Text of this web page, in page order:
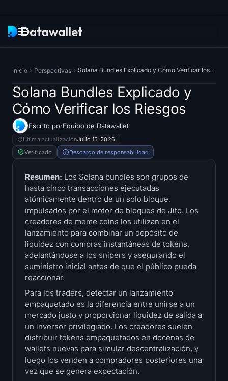
Investigación
Rastreadores de ETF
ETFs de Bitcoin
ETFs de Solana
ETFs de Hyperliquid
Tesorerías
Tesorerías de Bitcoin
Tesorerías de Solana
Tesorerías de Hyperliquid
Liquidations
Inicio Perspectivas Solana Bundles Explicado y Cómo Verificar los Riesgos
Solana Bundles Explicado y
Cómo Verificar los Riesgos
Escrito porEquipo de Datawallet
Última actualizaciónJulio 15, 2026
Verificado
Descargo de responsabilidad
Resumen: Los Solana bundles son grupos de
hasta cinco transacciones ejecutadas
atómicamente dentro de un solo bloque,
impulsados por el motor de bloques de Jito. Los
creadores de meme coins los utilizan en el
lanzamiento para combinar un depósito de
liquidez con compras instantáneas de tokens,
adelantándose a los snipers y asegurando el
suministro inicial antes de que el público pueda
reaccionar.
Para los traders, detectar un lanzamiento
empaquetado es la diferencia entre unirse a un
mercado justo y proporcionar liquidez de salida a
un inversor privilegiado. Los creadores suelen
distribuir tokens empaquetados en docenas de
wallets nuevas para simular descentralización, y
luego los venden a compradores posteriores una
vez que se genera expectación.